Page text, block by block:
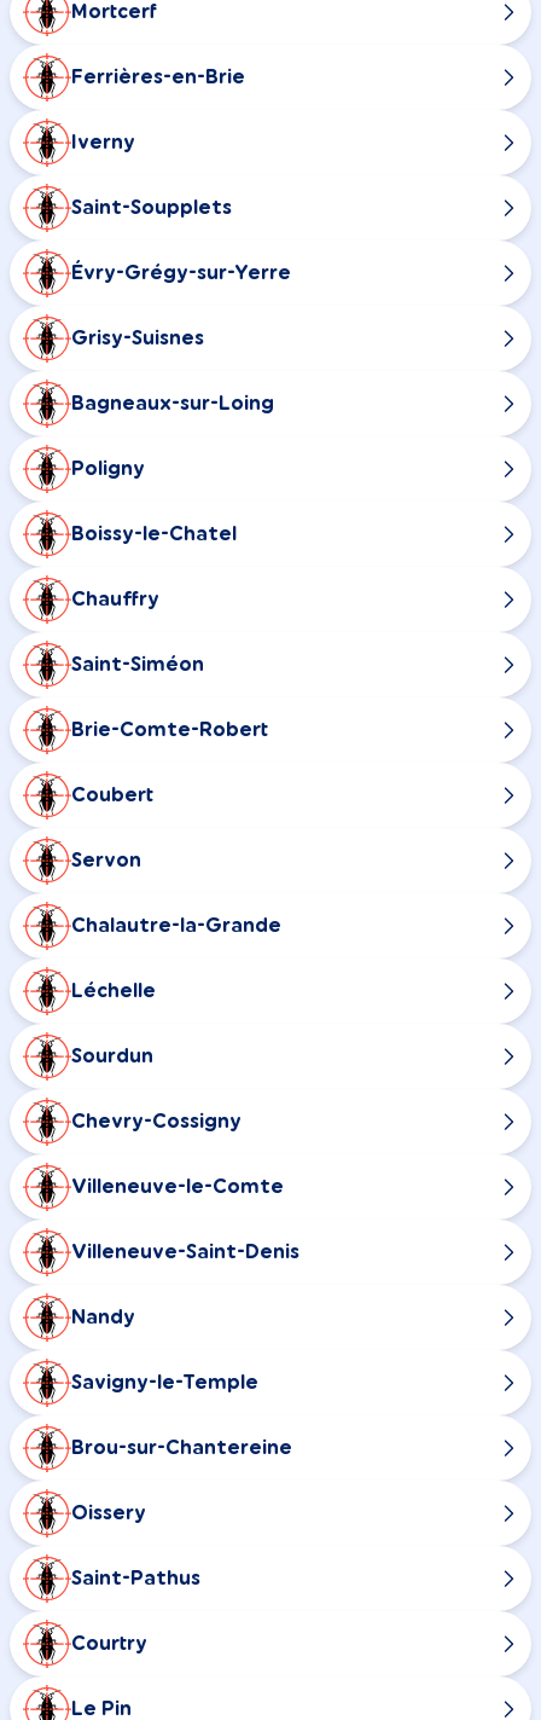
Mortcerf
Ferrières-en-Brie
Iverny
Saint-Soupplets
Évry-Grégy-sur-Yerre
Grisy-Suisnes
Bagneaux-sur-Loing
Poligny
Boissy-le-Chatel
Chauffry
Saint-Siméon
Brie-Comte-Robert
Coubert
Servon
Chalautre-la-Grande
Léchelle
Sourdun
Chevry-Cossigny
Villeneuve-le-Comte
Villeneuve-Saint-Denis
Nandy
Savigny-le-Temple
Brou-sur-Chantereine
Oissery
Saint-Pathus
Courtry
Le Pin